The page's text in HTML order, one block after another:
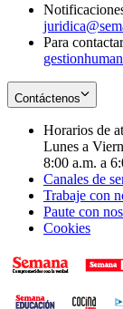
Para
Contáctenos
Horarios de
Lunes a
8:00 a.m. a
Canales de
Trabaje con
Paute con
Cookies